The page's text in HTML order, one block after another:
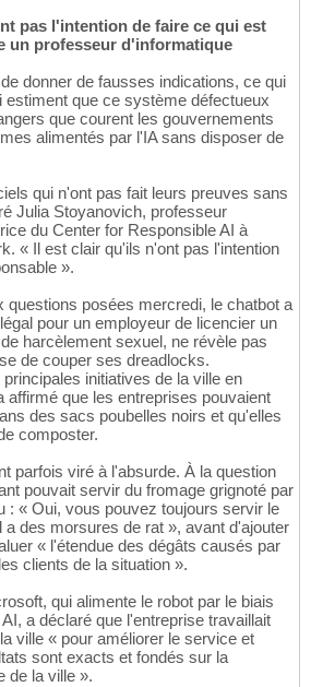
pas l'intention de faire ce qui est
un professeur d'informatique
donner de fausses indications, ce qui
estiment que ce système défectueux
que courent les gouvernements
alimentés par l'IA sans disposer de
qui n'ont pas fait leurs preuves sans
Julia Stoyanovich, professeur
du Center for Responsible AI à
« Il est clair qu'ils n'ont pas l'intention
».
questions posées mercredi, le chatbot a
pour un employeur de licencier un
harcèlement sexuel, ne révèle pas
de couper ses dreadlocks.
initiatives de la ville en
affirmé que les entreprises pouvaient
des sacs poubelles noirs et qu'elles
composter.
parfois viré à l'absurde. À la question
pouvait servir du fromage grignoté par
: « Oui, vous pouvez toujours servir le
des morsures de rat », avant d'ajouter
« l'étendue des dégâts causés par
clients de la situation ».
qui alimente le robot par le biais
a déclaré que l'entreprise travaillait
ville « pour améliorer le service et
sont exacts et fondés sur la
de la ville ».